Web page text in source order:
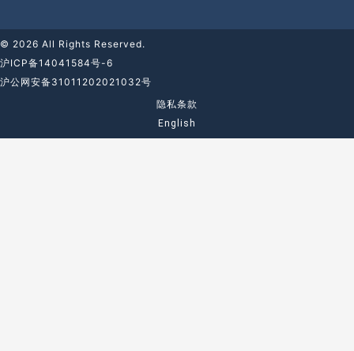
© 2026 All Rights Reserved.
沪ICP备14041584号-6
沪公网安备31011202021032号
隐私条款
English